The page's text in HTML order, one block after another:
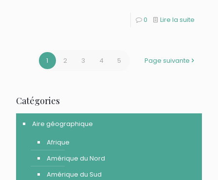
0 Lire la suite
1 2 3 4 5 Page suivante
Catégories
Aire géographique
Afrique
Amérique du Nord
Amérique du Sud